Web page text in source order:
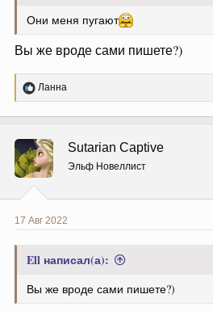
Они меня пугают
Вы же вроде сами пишете?)
Р
е
ц
и
и
:
Ланна
Sutarian Captive
Эльф Новеллист
17 Авг 2022
Ell написал(а):
Вы же вроде сами пишете?)